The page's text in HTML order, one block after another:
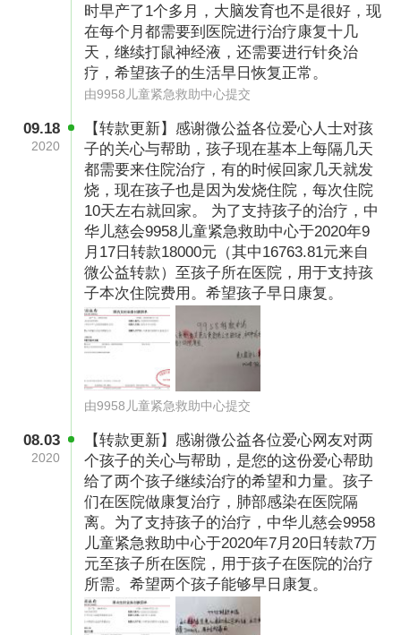
住进重症监护室之后，两个宝宝就直接上了呼吸
机吸上了氧气。两个宝宝情况一度很是危急，连
下两次病危通知。得知宝宝早产的那天，爷爷奶
奶就把家里的玉米、小麦能卖的都卖了。然后拿
了6000块钱递到龚新春手上。可住进重症监护室
的让肺成熟的催熟针，一针就是9000块。
时早产了1个多月，大脑发育也不是很好，现
在每个月都需要到医院进行治疗康复十几
天，继续打鼠神经液，还需要进行针灸治
疗，希望孩子的生活早日恢复正常。
由9958儿童紧急救助中心提交
09.18
2020
【转款更新】感谢微公益各位爱心人士对孩
子的关心与帮助，孩子现在基本上每隔几天
都需要来住院治疗，有的时候回家几天就发
烧，现在孩子也是因为发烧住院，每次住院
10天左右就回家。 为了支持孩子的治疗，中
华儿慈会9958儿童紧急救助中心于2020年9
月17日转款18000元（其中16763.81元来自
微公益转款）至孩子所在医院，用于支持孩
子本次住院费用。希望孩子早日康复。
由9958儿童紧急救助中心提交
08.03
2020
【转款更新】感谢微公益各位爱心网友对两
个孩子的关心与帮助，是您的这份爱心帮助
给了两个孩子继续治疗的希望和力量。孩子
们在医院做康复治疗，肺部感染在医院隔
离。为了支持孩子的治疗，中华儿慈会9958
儿童紧急救助中心于2020年7月20日转款7万
元至孩子所在医院，用于孩子在医院的治疗
所需。希望两个孩子能够早日康复。